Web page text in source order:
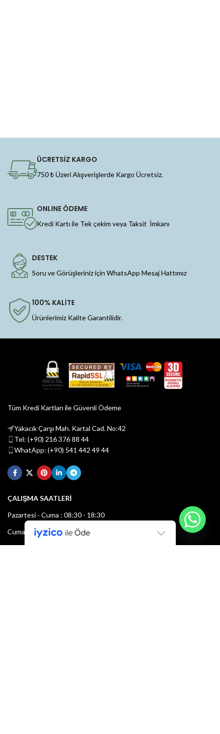
ÜCRETSİZ KARGO
750 ₺ Üzeri Alışverişlerde Kargo Ücretsiz.
ONLINE ÖDEME
Kredi Kartı ile Tek çekim veya Taksit İmkanı
DESTEK
Soru ve Görüşleriniz için WhatsApp Mesaj Hattımız
100% KALİTE
Ürünlerimiz Kalite Garantilidir.
Tüm Kredi Kartları ile Güvenli Ödeme
Yakacık Çarşı Mah. Kartal Cad. No:42
Tel: (+90) 216 376 88 44
WhatApp: (+90) 541 442 49 44
ÇALIŞMA SAATLERİ
Pazartesi - Cuma : 08:30 - 18:30
Cumartesi : 08:30 - 13:00